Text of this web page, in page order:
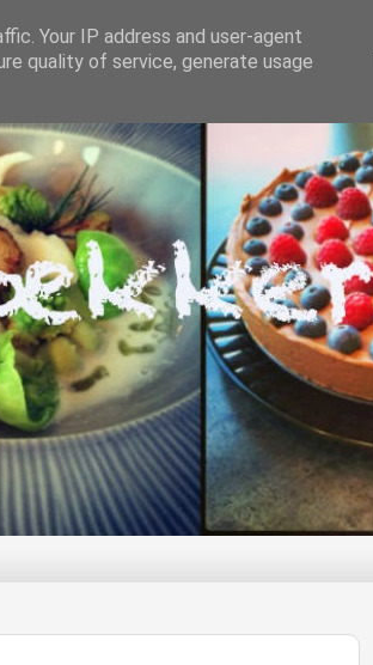
Your IP address and user-agent
quality of service, generate usage